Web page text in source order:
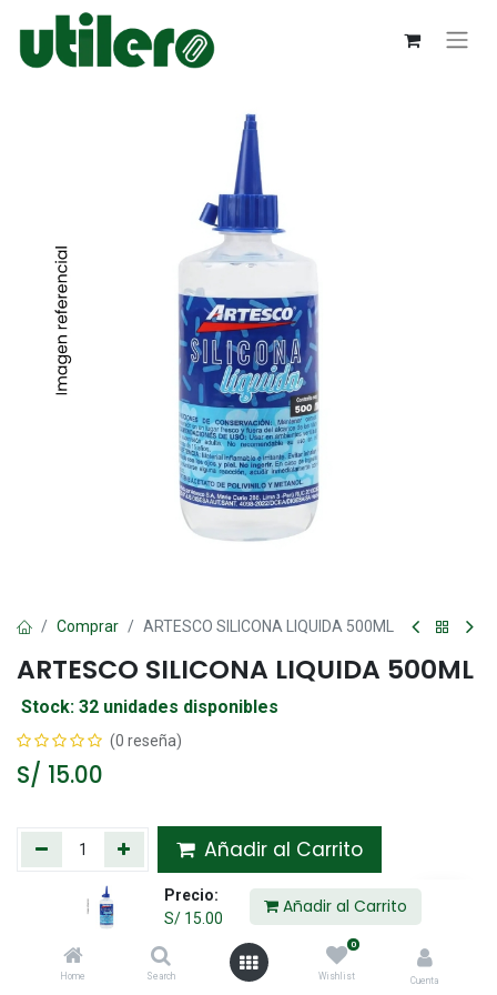
Precio:
S/ 15.00
Añadir al Carrito
Home Search
0
Wishlist Cuenta
Comprar ARTESCO SILICONA LIQUIDA 500ML
ARTESCO SILICONA LIQUIDA 500ML
Stock: 32 unidades disponibles
(0 reseña)
S/ 15.00
Añadir al Carrito
Agregar a la lista de deseos
Compartir :